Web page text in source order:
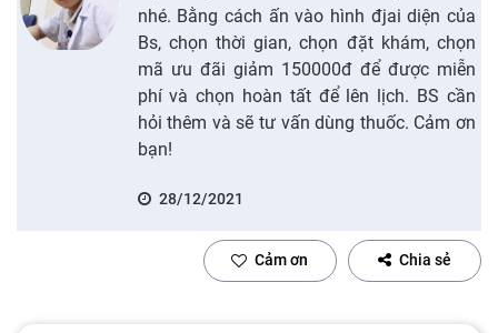
nhé. Bằng cách ấn vào hình đjai diện của
Bs, chọn thời gian, chọn đặt khám, chọn
mã ưu đãi giảm 150000đ để được miễn
phí và chọn hoàn tất để lên lịch. BS cần
hỏi thêm và sẽ tư vấn dùng thuốc. Cảm ơn
bạn!
28/12/2021
Cảm ơn Chia sẻ